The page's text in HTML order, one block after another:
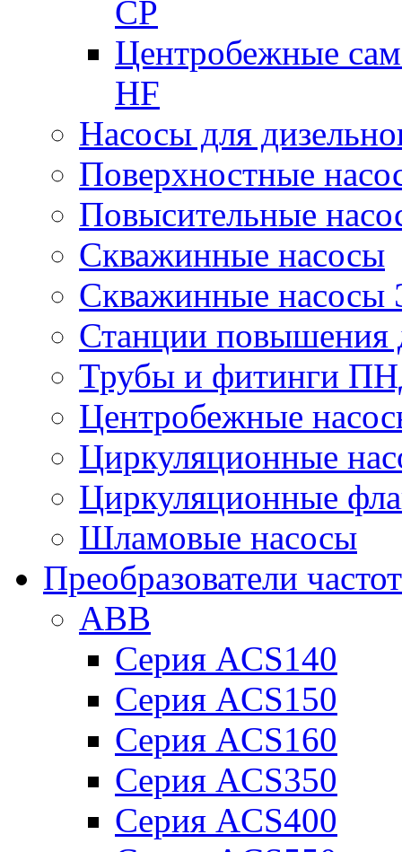
CP
Центробежные
HF
Насосы для
Поверхностные
Повысительные
Скважинные насосы
Скважинные
Станции повышения
Трубы и фитинги
Центробежные
Циркуляционные
Циркуляционные
Шламовые насосы
Преобразователи
ABB
Серия ACS140
Серия ACS150
Серия ACS160
Серия ACS350
Серия ACS400